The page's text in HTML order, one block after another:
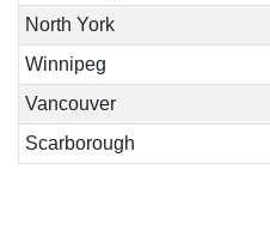
North York
Winnipeg
Vancouver
Scarborough